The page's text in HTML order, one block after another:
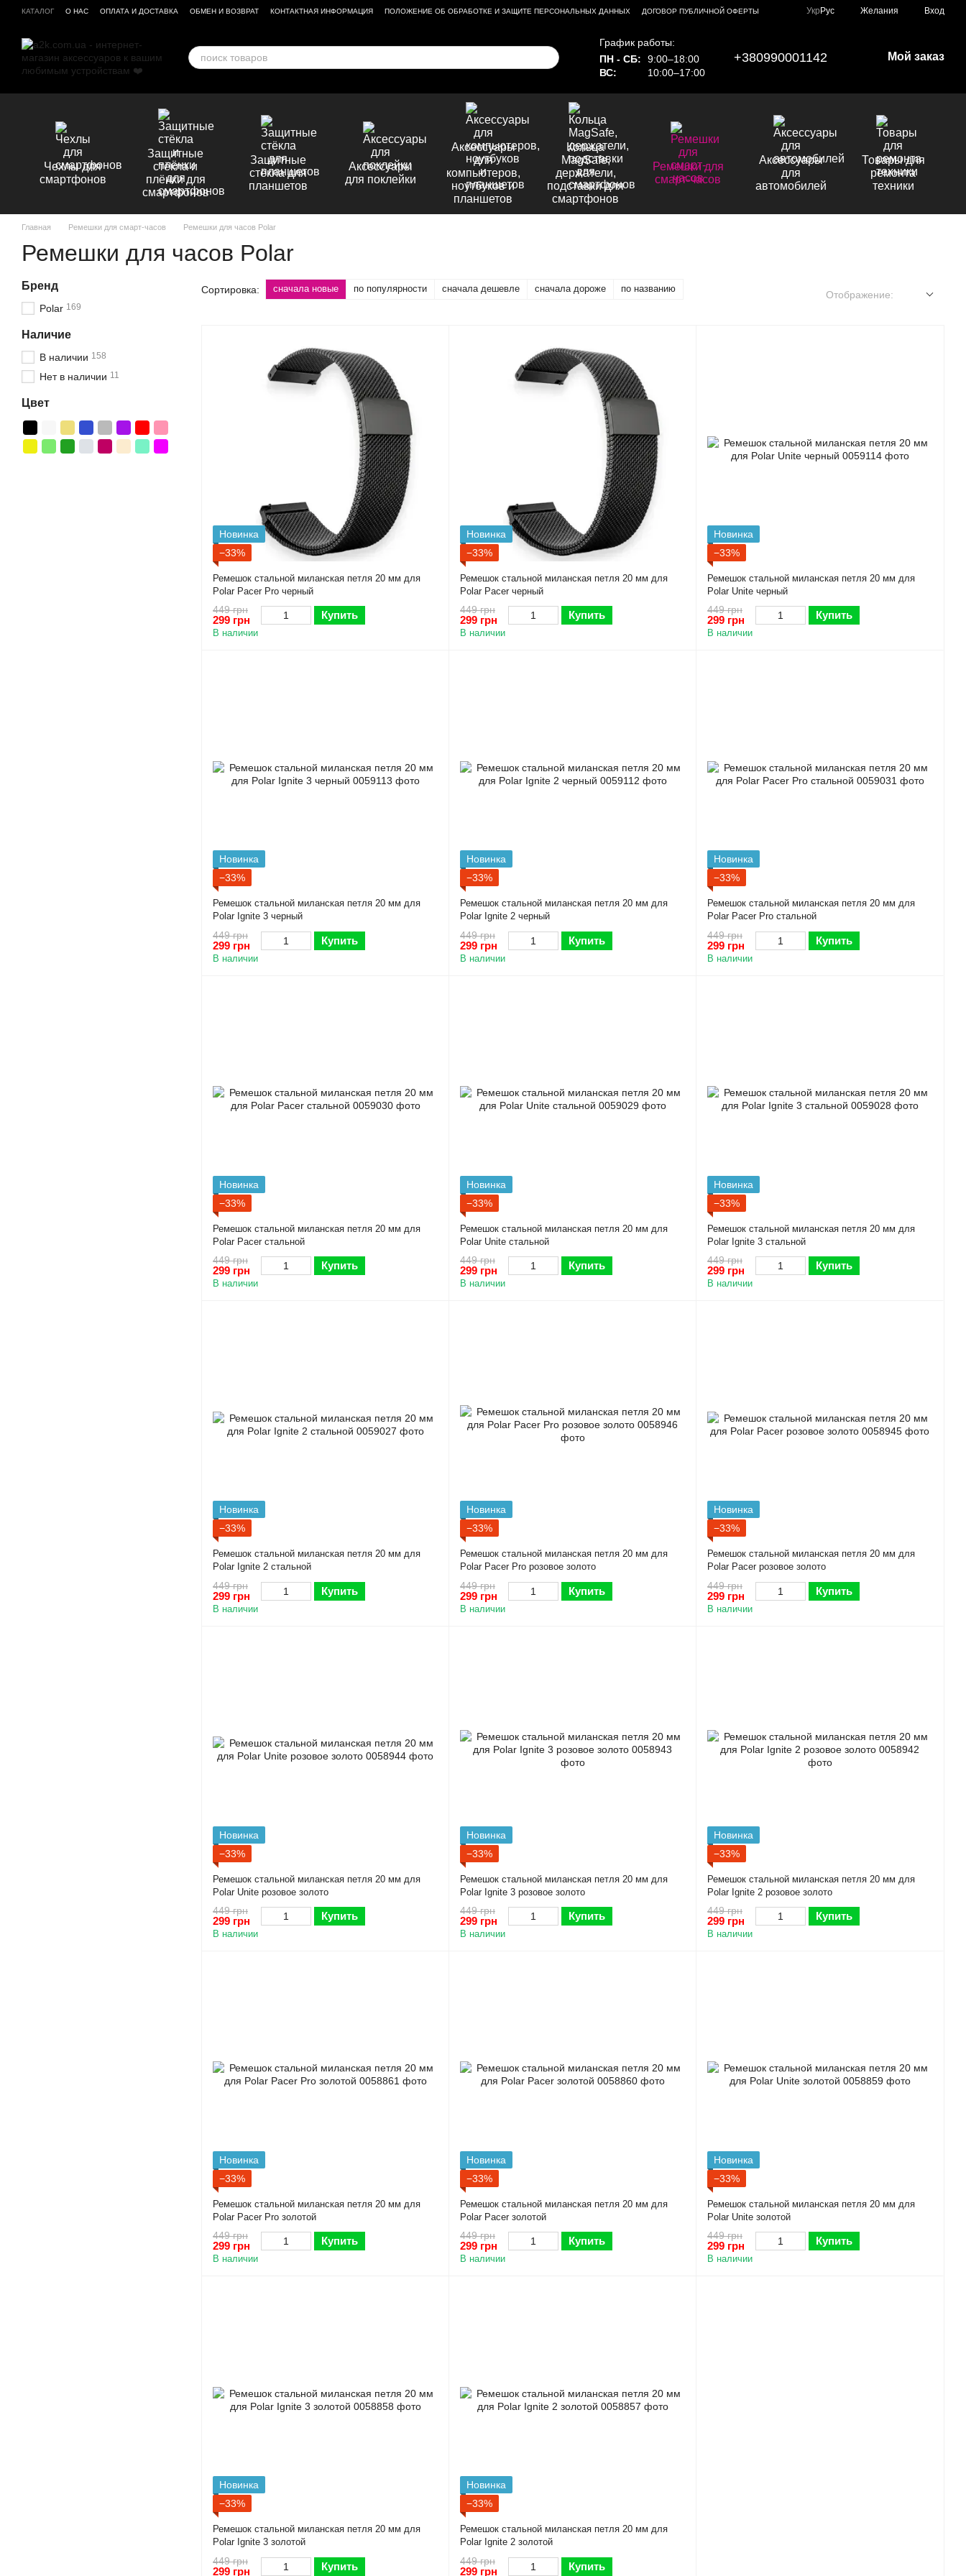
Перейти к основному контенту
КАТАЛОГ О НАС ОПЛАТА И ДОСТАВКА ОБМЕН И ВОЗВРАТ КОНТАКТНАЯ ИНФОРМАЦИЯ ПОЛОЖЕНИЕ ОБ ОБРАБОТКЕ И ЗАЩИТЕ ПЕРСОНАЛЬНЫХ ДАННЫХ
ДОГОВОР ПУБЛИЧНОЙ ОФЕРТЫ
Укр Рус Желания Вход
График работы:
ПН - СБ:
9:00–18:00
ВС:
10:00–17:00
+380990001142 Мой заказ
Чехлы для
смартфонов
Защитные
стёкла и
плёнки для
смартфонов
Защитные
стёкла для
планшетов
Аксессуары
для поклейки
Аксессуары
для
компьютеров,
ноутбуков и
планшетов
Кольца
MagSafe,
держатели,
подставки для
смартфонов
Ремешки для
смарт-часов
Аксессуары
для
автомобилей
Товары для
ремонта
техники
Главная Ремешки для смарт-часов Ремешки для часов Polar
Ремешки для часов Polar
Сортировка: сначала новые по популярности сначала дешевле сначала дороже по названию
Отображение:
Новинка
−33%
Ремешок стальной миланская петля 20 мм для
Polar Pacer Pro черный
449 грн
299 грн Купить
В наличии
Новинка
−33%
Ремешок стальной миланская петля 20 мм для
Polar Pacer черный
449 грн
299 грн Купить
В наличии
Новинка
−33%
Ремешок стальной миланская петля 20 мм для
Polar Unite черный
449 грн
299 грн Купить
В наличии
Новинка
−33%
Ремешок стальной миланская петля 20 мм для
Polar Ignite 3 черный
449 грн
299 грн Купить
В наличии
Новинка
−33%
Ремешок стальной миланская петля 20 мм для
Polar Ignite 2 черный
449 грн
299 грн Купить
В наличии
Новинка
−33%
Ремешок стальной миланская петля 20 мм для
Polar Pacer Pro стальной
449 грн
299 грн Купить
В наличии
Новинка
−33%
Ремешок стальной миланская петля 20 мм для
Polar Pacer стальной
449 грн
299 грн Купить
В наличии
Новинка
−33%
Ремешок стальной миланская петля 20 мм для
Polar Unite стальной
449 грн
299 грн Купить
В наличии
Новинка
−33%
Ремешок стальной миланская петля 20 мм для
Polar Ignite 3 стальной
449 грн
299 грн Купить
В наличии
Новинка
−33%
Ремешок стальной миланская петля 20 мм для
Polar Ignite 2 стальной
449 грн
299 грн Купить
В наличии
Новинка
−33%
Ремешок стальной миланская петля 20 мм для
Polar Pacer Pro розовое золото
449 грн
299 грн Купить
В наличии
Новинка
−33%
Ремешок стальной миланская петля 20 мм для
Polar Pacer розовое золото
449 грн
299 грн Купить
В наличии
Новинка
−33%
Ремешок стальной миланская петля 20 мм для
Polar Unite розовое золото
449 грн
299 грн Купить
В наличии
Новинка
−33%
Ремешок стальной миланская петля 20 мм для
Polar Ignite 3 розовое золото
449 грн
299 грн Купить
В наличии
Новинка
−33%
Ремешок стальной миланская петля 20 мм для
Polar Ignite 2 розовое золото
449 грн
299 грн Купить
В наличии
Новинка
−33%
Ремешок стальной миланская петля 20 мм для
Polar Pacer Pro золотой
449 грн
299 грн Купить
В наличии
Новинка
−33%
Ремешок стальной миланская петля 20 мм для
Polar Pacer золотой
449 грн
299 грн Купить
В наличии
Новинка
−33%
Ремешок стальной миланская петля 20 мм для
Polar Unite золотой
449 грн
299 грн Купить
В наличии
Новинка
−33%
Ремешок стальной миланская петля 20 мм для
Polar Ignite 3 золотой
449 грн
299 грн Купить
Новинка
−33%
Ремешок стальной миланская петля 20 мм для
Polar Ignite 2 золотой
449 грн
299 грн Купить
Бренд
Polar 169
Наличие
В наличии 158
Нет в наличии 11
Цвет